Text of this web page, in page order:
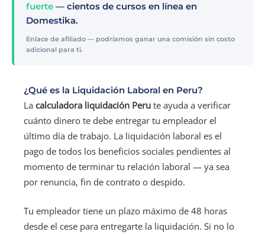
fuerte — cientos de cursos en línea en
Domestika.
Enlace de afiliado — podríamos ganar una comisión sin costo
adicional para ti.
¿Qué es la Liquidación Laboral en Peru?
La calculadora liquidación Peru te ayuda a verificar
cuánto dinero te debe entregar tu empleador el
último día de trabajo. La liquidación laboral es el
pago de todos los beneficios sociales pendientes al
momento de terminar tu relación laboral — ya sea
por renuncia, fin de contrato o despido.
Tu empleador tiene un plazo máximo de 48 horas
desde el cese para entregarte la liquidación. Si no lo